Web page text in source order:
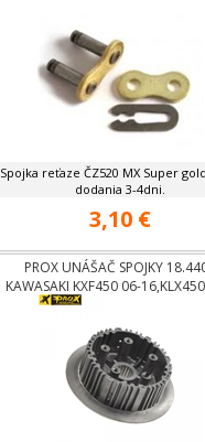
Spojka reťaze ČZ520 MX Super
dodania 3-4dni.
3,10 €
PROX UNÁŠAČ SPOJKY
KAWASAKI KXF450 06-